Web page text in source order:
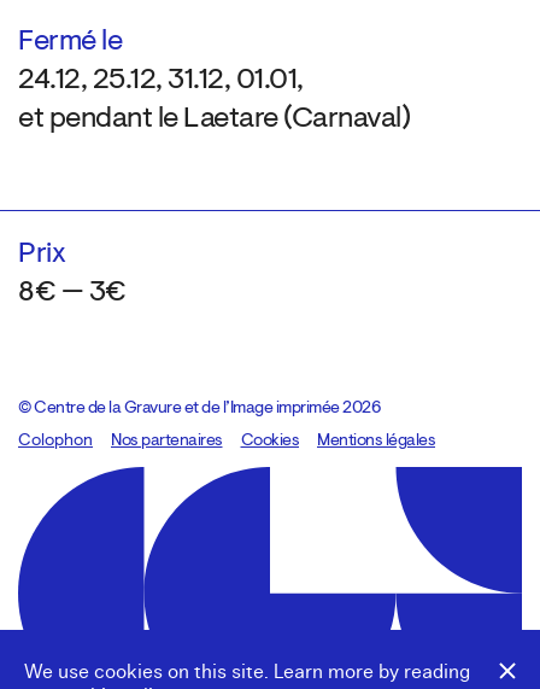
We use cookies on this site. Learn more by reading
Fermé le
24.12, 25.12, 31.12, 01.01,
et pendant le Laetare (Carnaval)
Prix
8€ — 3€
© Centre de la Gravure et de l’Image imprimée 2026
Colophon
Design:Marcel Kaczmarek, code:8080.studio
Nos partenaires Cookies Mentions légales